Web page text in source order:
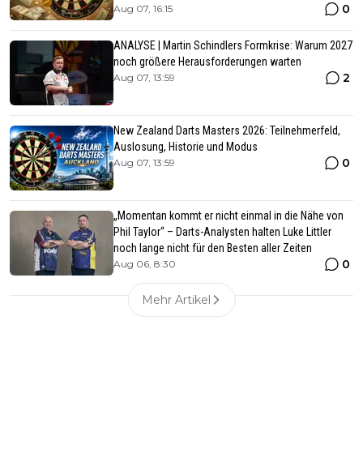
Aug 07, 16:15 0
ANALYSE | Martin Schindlers Formkrise: Warum 2027
noch größere Herausforderungen warten
Aug 07, 13:59 2
New Zealand Darts Masters 2026: Teilnehmerfeld,
Auslosung, Historie und Modus
Aug 07, 13:59 0
„Momentan kommt er nicht einmal in die Nähe von
Phil Taylor“ – Darts-Analysten halten Luke Littler
noch lange nicht für den Besten aller Zeiten
Aug 06, 8:30 0
Mehr Artikel